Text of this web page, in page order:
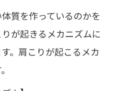
質を作っているのかを
が起きるメカニズムに
。肩こりが起こるメカ